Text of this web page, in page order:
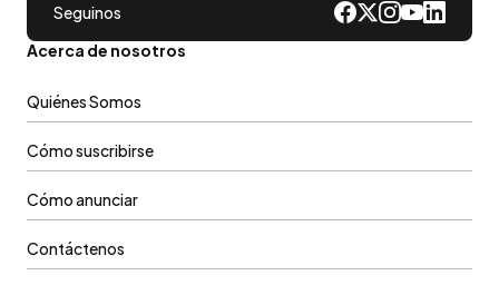
Seguinos
Acerca de nosotros
Quiénes Somos
Cómo suscribirse
Cómo anunciar
Contáctenos